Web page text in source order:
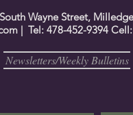
Wayne Street,
| Tel: 478-452-9394
Newsletters/Weekly Bulletins